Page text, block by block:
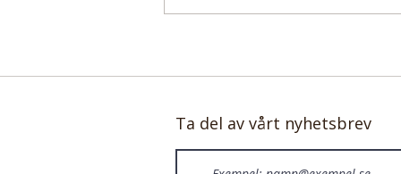
som nu kopplas till spridd
tarmcancer
Ta del av vårt nyhetsbrev